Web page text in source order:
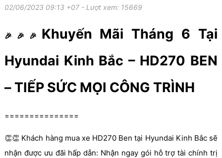
02/06/2023 09:13 +07 - Lượt xem: 15669
🎉🎉🎉 Khuyến Mãi Tháng 6 Tại
Hyundai Kinh Bắc – HD270 BEN
– TIẾP SỨC MỌI CÔNG TRÌNH
===============
👏👏 Khách hàng mua xe HD270 Ben tại Hyundai Kinh Bắc sẽ
nhận được ưu đãi hấp dẫn: Nhận ngay gói hỗ trợ tài chính trị